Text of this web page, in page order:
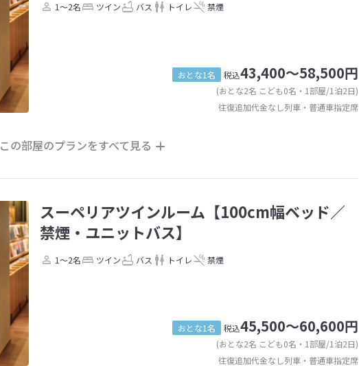
1～2名 ツイン バス トイレ 禁煙
おとな1名 税込43,400～58,500円
(おとな2名 こども0名・1部屋/1泊2日)
往復追加代金なし列車・普通車指定席
この部屋のプランをすべて見る
スーペリアツインルーム【100cm幅ベッド／
禁煙・ユニットバス】
1～2名 ツイン バス トイレ 禁煙
おとな1名 税込45,500～60,600円
(おとな2名 こども0名・1部屋/1泊2日)
往復追加代金なし列車・普通車指定席